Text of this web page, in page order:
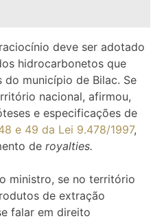
deve ser adotado
hidrocarbonetos que
do município de Bilac. Se
nacional, afirmou,
e especificações de
e 49 da Lei 9.478/1997,
de royalties.
ministro, se no território
de extração
falar em direito